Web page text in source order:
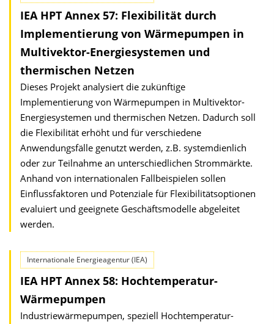
IEA HPT Annex 57: Flexibilität durch
Implementierung von Wärmepumpen in
Multivektor-Energiesystemen und
thermischen Netzen
Dieses Projekt analysiert die zukünftige
Implementierung von Wärmepumpen in Multivektor-
Energiesystemen und thermischen Netzen. Dadurch soll
die Flexibilität erhöht und für verschiedene
Anwendungsfälle genutzt werden, z.B. systemdienlich
oder zur Teilnahme an unterschiedlichen Strommärkte.
Anhand von internationalen Fallbeispielen sollen
Einflussfaktoren und Potenziale für Flexibilitätsoptionen
evaluiert und geeignete Geschäftsmodelle abgeleitet
werden.
Internationale Energieagentur (IEA)
IEA HPT Annex 58: Hochtemperatur-
Wärmepumpen
Industriewärmepumpen, speziell Hochtemperatur-